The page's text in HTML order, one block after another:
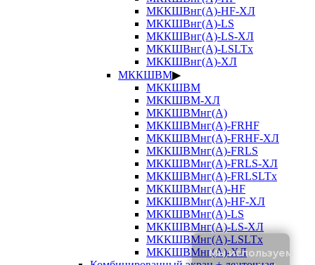
МККШВнг(А)-HF-ХЛ
МККШВнг(А)-LS
МККШВнг(А)-LS-ХЛ
МККШВнг(А)-LSLTx
МККШВнг(А)-ХЛ
МККШВМ▶
МККШВМ
МККШВМ-ХЛ
МККШВМнг(А)
МККШВМнг(А)-FRHF
МККШВМнг(А)-FRHF-ХЛ
МККШВМнг(А)-FRLS
МККШВМнг(А)-FRLS-ХЛ
МККШВМнг(А)-FRLSLTx
МККШВМнг(А)-HF
МККШВМнг(А)-HF-ХЛ
МККШВМнг(А)-LS
МККШВМнг(А)-LS-ХЛ
МККШВМнг(А)-LSLTx
МККШВМнг(А)-ХЛМы используем